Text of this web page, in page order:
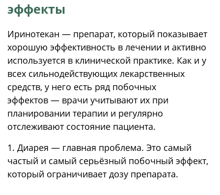
эффекты
Иринотекан — препарат, который показывает
хорошую эффективность в лечении и активно
используется в клинической практике. Как и у
всех сильнодействующих лекарственных
средств, у него есть ряд побочных
эффектов — врачи учитывают их при
планировании терапии и регулярно
отслеживают состояние пациента.
1. Диарея — главная проблема. Это самый
частый и самый серьёзный побочный эффект,
который ограничивает дозу препарата.